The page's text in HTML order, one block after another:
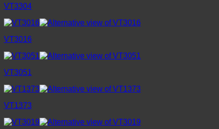
VT3304
VT3016
VT3051
VT1373